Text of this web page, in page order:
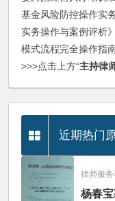
基金风险防控操作实
实务操作与案例评析
模式流程完全操作指
>>>点击上方“主持律
近期热门
律师服务
杨春